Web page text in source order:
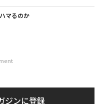
マるのか
ジンに登録